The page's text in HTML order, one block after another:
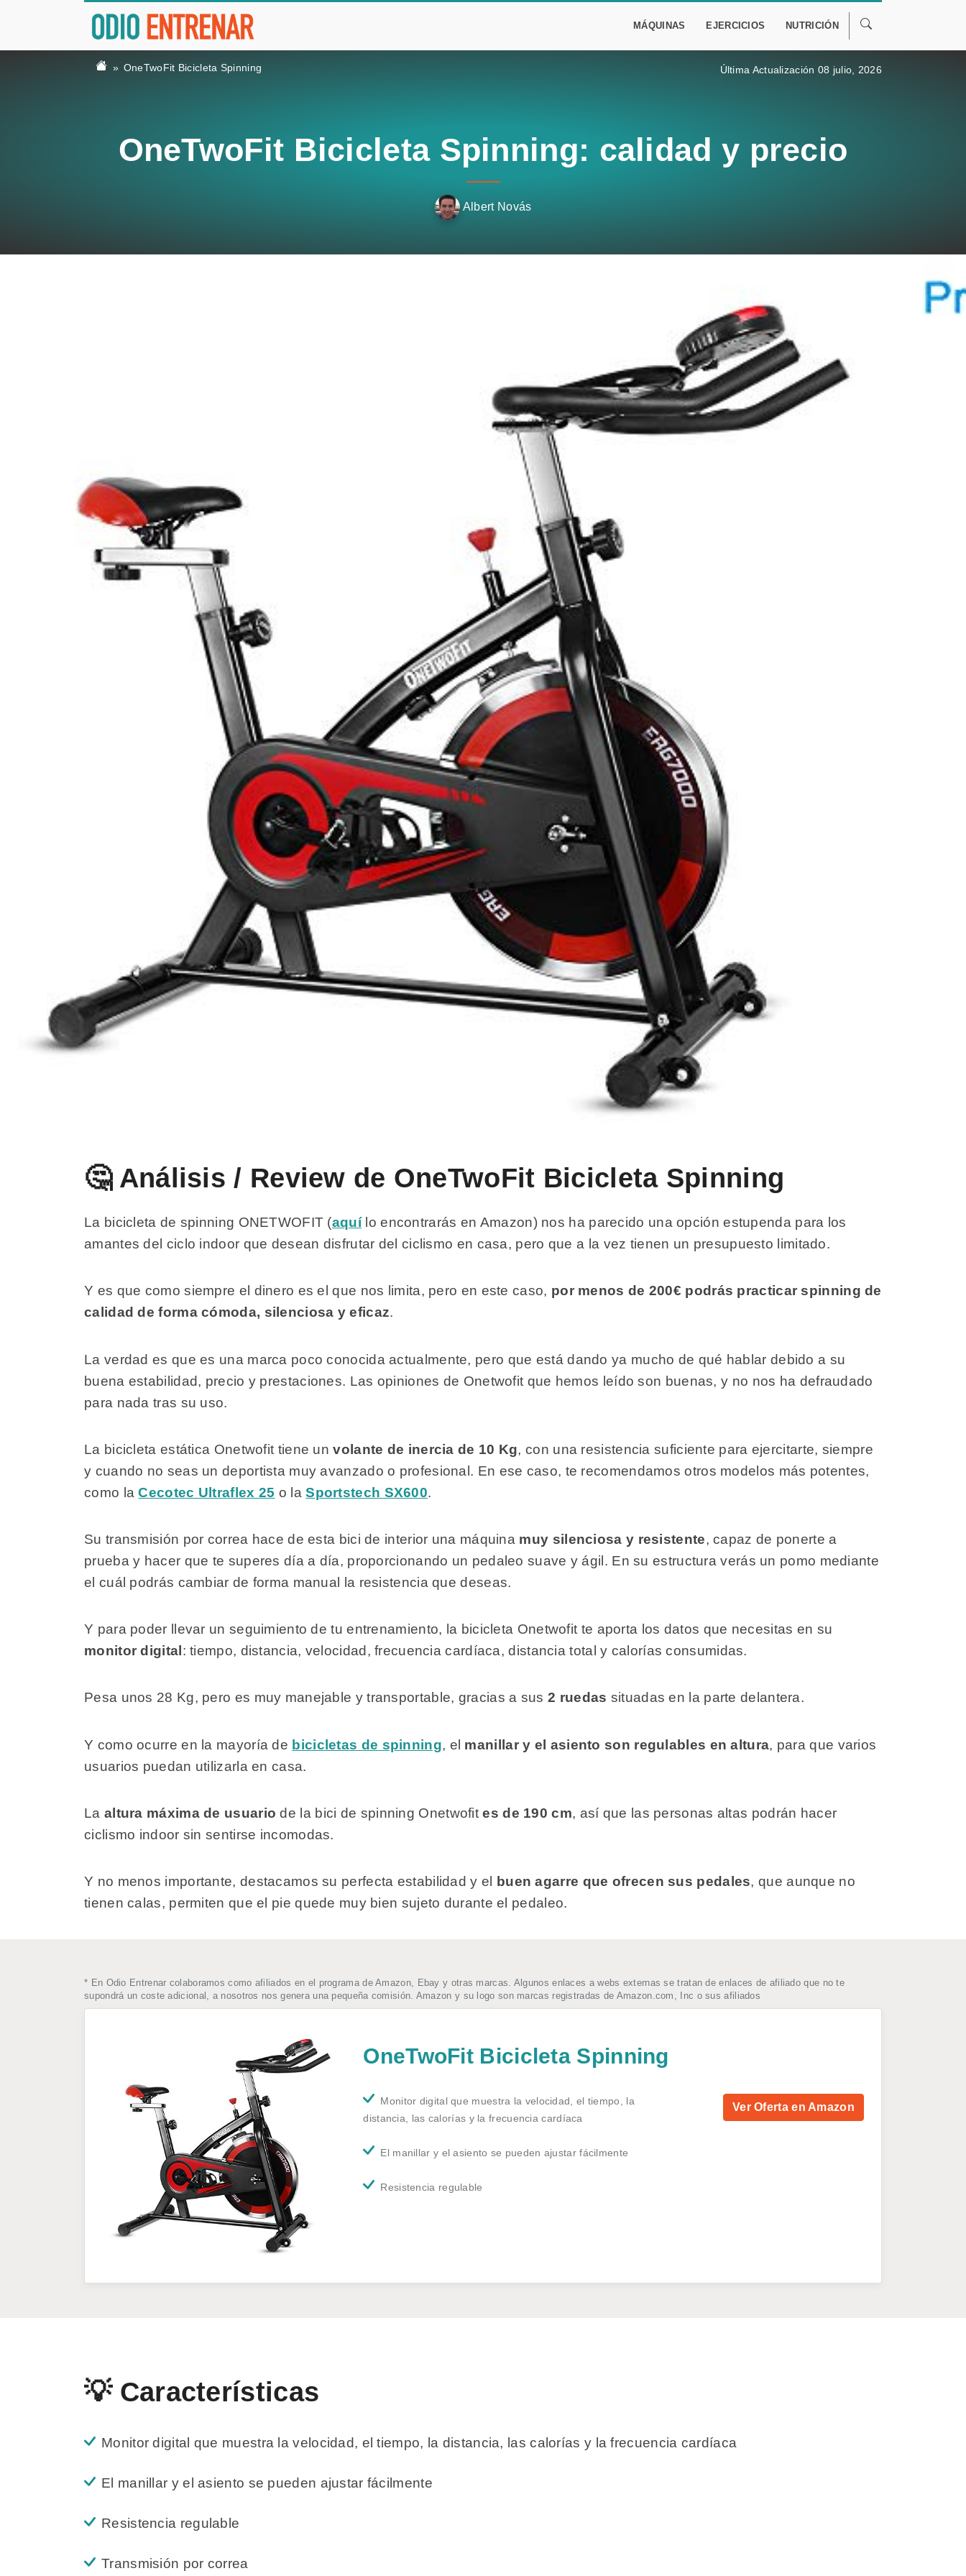
MÁQUINAS EJERCICIOS NUTRICIÓN
OneTwoFit Bicicleta Spinning Última Actualización 08 julio, 2026
OneTwoFit Bicicleta Spinning: calidad y precio
Albert Novás
🤔 Análisis / Review de OneTwoFit Bicicleta Spinning
La bicicleta de spinning ONETWOFIT (aquílo encontrarás en Amazon) nos ha parecido una opción estupenda para los
amantes del ciclo indoor que desean disfrutar del ciclismo en casa, pero que a la vez tienen un presupuesto limitado.
Y es que como siempre el dinero es el que nos limita, pero en este caso, por menos de 200€ podrás practicar spinning de
calidad de forma cómoda, silenciosa y eficaz.
La verdad es que es una marca poco conocida actualmente, pero que está dando ya mucho de qué hablar debido a su
buena estabilidad, precio y prestaciones. Las opiniones de Onetwofit que hemos leído son buenas, y no nos ha defraudado
para nada tras su uso.
La bicicleta estática Onetwofit tiene unvolante de inercia de 10 Kg, con una resistencia suficiente para ejercitarte, siempre
y cuando no seas un deportista muy avanzado o profesional. En ese caso, te recomendamos otros modelos más potentes,
como laCecotec Ultraflex 25 o laSportstech SX600.
Su transmisión por correa hace de esta bici de interior una máquina muy silenciosa y resistente, capaz de ponerte a
prueba y hacer que te superes día a día, proporcionando un pedaleo suave y ágil. En su estructura verás un pomo mediante
el cuál podrás cambiar de forma manual la resistencia que deseas.
Y para poder llevar un seguimiento de tu entrenamiento, la bicicleta Onetwofit te aporta los datos que necesitas en su
monitor digital : tiempo, distancia, velocidad, frecuencia cardíaca, distancia total y calorías consumidas.
Pesa unos 28 Kg, pero es muy manejable y transportable, gracias a sus 2 ruedas situadas en la parte delantera.
Y como ocurre en la mayoría de bicicletas de spinning, el manillar y el asiento son regulables en altura, para que varios
usuarios puedan utilizarla en casa.
La altura máxima de usuario de la bici de spinning Onetwofites de 190 cm, así que las personas altas podrán hacer
ciclismo indoor sin sentirse incomodas.
Y no menos importante, destacamos su perfecta estabilidad y el buen agarre que ofrecen sus pedales, que aunque no
tienen calas, permiten que el pie quede muy bien sujeto durante el pedaleo.
* En Odio Entrenar colaboramos como afiliados en el programa de Amazon, Ebay y otras marcas. Algunos enlaces a webs externas se tratan de enlaces de afiliado que no te
supondrá un coste adicional, a nosotros nos genera una pequeña comisión. Amazon y su logo son marcas registradas de Amazon.com, Inc o sus afiliados
OneTwoFit Bicicleta Spinning
Monitor digital que muestra la velocidad, el tiempo, la
distancia, las calorías y la frecuencia cardíaca
El manillar y el asiento se pueden ajustar fácilmente
Resistencia regulable
Ver Oferta en Amazon
💡 Características
Monitor digital que muestra la velocidad, el tiempo, la distancia, las calorías y la frecuencia cardíaca
El manillar y el asiento se pueden ajustar fácilmente
Resistencia regulable
Transmisión por correa